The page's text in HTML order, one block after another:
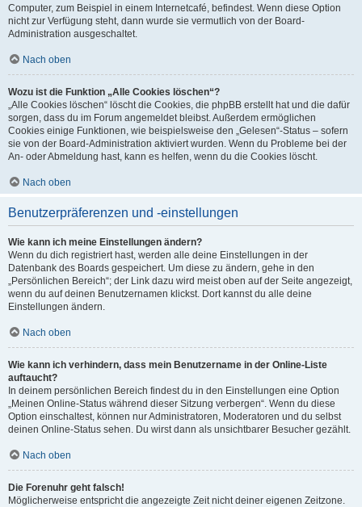
Computer, zum Beispiel in einem Internetcafé, befindest. Wenn diese Option
nicht zur Verfügung steht, dann wurde sie vermutlich von der Board-
Administration ausgeschaltet.
Nach oben
Wozu ist die Funktion „Alle Cookies löschen“?
„Alle Cookies löschen“ löscht die Cookies, die phpBB erstellt hat und die dafür
sorgen, dass du im Forum angemeldet bleibst. Außerdem ermöglichen
Cookies einige Funktionen, wie beispielsweise den „Gelesen“-Status – sofern
sie von der Board-Administration aktiviert wurden. Wenn du Probleme bei der
An- oder Abmeldung hast, kann es helfen, wenn du die Cookies löscht.
Nach oben
Benutzerpräferenzen und -einstellungen
Wie kann ich meine Einstellungen ändern?
Wenn du dich registriert hast, werden alle deine Einstellungen in der
Datenbank des Boards gespeichert. Um diese zu ändern, gehe in den
„Persönlichen Bereich“; der Link dazu wird meist oben auf der Seite angezeigt,
wenn du auf deinen Benutzernamen klickst. Dort kannst du alle deine
Einstellungen ändern.
Nach oben
Wie kann ich verhindern, dass mein Benutzername in der Online-Liste
auftaucht?
In deinem persönlichen Bereich findest du in den Einstellungen eine Option
„Meinen Online-Status während dieser Sitzung verbergen“. Wenn du diese
Option einschaltest, können nur Administratoren, Moderatoren und du selbst
deinen Online-Status sehen. Du wirst dann als unsichtbarer Besucher gezählt.
Nach oben
Die Forenuhr geht falsch!
Möglicherweise entspricht die angezeigte Zeit nicht deiner eigenen Zeitzone.